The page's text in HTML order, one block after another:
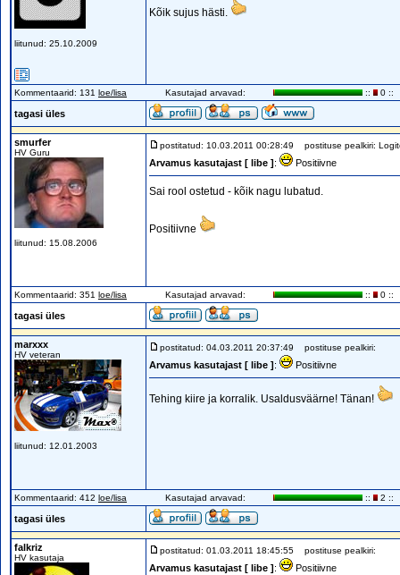
liitunud: 25.10.2009
Kõik sujus hästi.
Kommentaarid: 131 loe/lisa Kasutajad arvavad: :: 0 ::
tagasi üles
smurfer
HV Guru
liitunud: 15.08.2006
postitatud: 10.03.2011 00:28:49 postituse pealkiri:
Arvamus kasutajast [ libe ]: Positiivne
Sai rool ostetud - kõik nagu lubatud.
Positiivne
Kommentaarid: 351 loe/lisa Kasutajad arvavad: :: 0 ::
tagasi üles
marxxx
HV veteran
liitunud: 12.01.2003
postitatud: 04.03.2011 20:37:49 postituse pealkiri:
Arvamus kasutajast [ libe ]: Positiivne
Tehing kiire ja korralik. Usaldusväärne! Tänan!
Kommentaarid: 412 loe/lisa Kasutajad arvavad: :: 2 ::
tagasi üles
falkriz
HV kasutaja
postitatud: 01.03.2011 18:45:55 postituse pealkiri:
Arvamus kasutajast [ libe ]: Positiivne